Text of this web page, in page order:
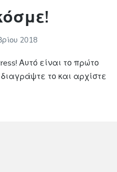
2018
Αυτό είναι το πρώτο
το και αρχίστε